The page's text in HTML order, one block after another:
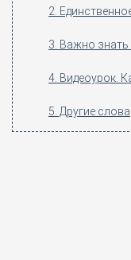
2.
3. Важно
4. Видеоурок.
5. Другие слова